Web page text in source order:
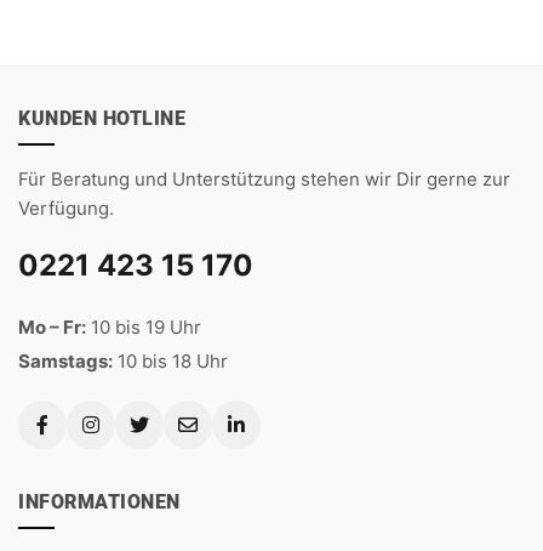
KUNDEN HOTLINE
Für Beratung und Unterstützung stehen wir Dir gerne zur
Verfügung.
0221 423 15 170
Mo – Fr: 10 bis 19 Uhr
Samstags: 10 bis 18 Uhr
INFORMATIONEN